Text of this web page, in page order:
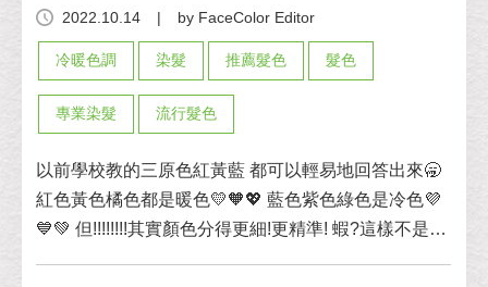
2022.10.14 | by FaceColor Editor
冷暖色調 染髮 推薦髮色 髮色
專業染髮 流行髮色
以前學校教的三原色紅黃藍 都可以輕易地回答出來🥱
紅色黃色橘色都是暖色💛🧡💖 藍色紫色綠色是冷色💜
💙💚 但!!!!!!!!其實顏色分得更細!更精準! 蝦?這樣不是更